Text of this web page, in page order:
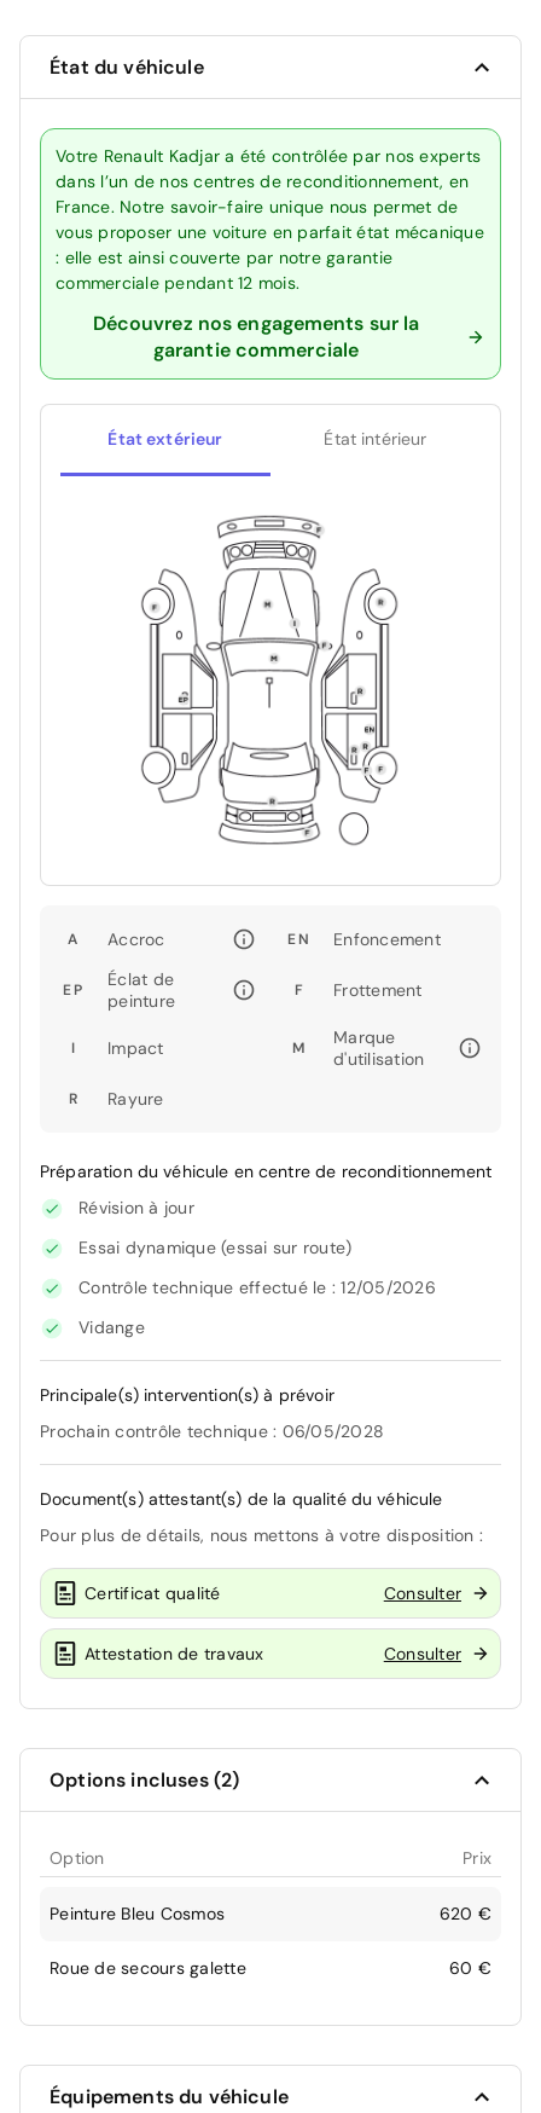
État du véhicule
Votre Renault Kadjar a été contrôlée par nos experts
dans l’un de nos centres de reconditionnement, en
France. Notre savoir-faire unique nous permet de
vous proposer une voiture en parfait état mécanique
: elle est ainsi couverte par notre garantie
commerciale pendant 12 mois.
Découvrez nos engagements sur la
garantie commerciale
État extérieur État intérieur
A Accroc EN Enfoncement
EP
Éclat de
peinture
F Frottement
I Impact M
Marque
d'utilisation
R Rayure
Préparation du véhicule en centre de reconditionnement
Révision à jour
Essai dynamique (essai sur route)
Contrôle technique effectué le : 12/05/2026
Vidange
Principale(s) intervention(s) à prévoir
Prochain contrôle technique : 06/05/2028
Document(s) attestant(s) de la qualité du véhicule
Pour plus de détails, nous mettons à votre disposition :
Certificat qualité Consulter
Attestation de travaux Consulter
Options incluses (2)
Option Prix
Peinture Bleu Cosmos 620 €
Roue de secours galette 60 €
Équipements du véhicule